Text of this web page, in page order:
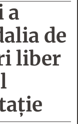
a
de
liber